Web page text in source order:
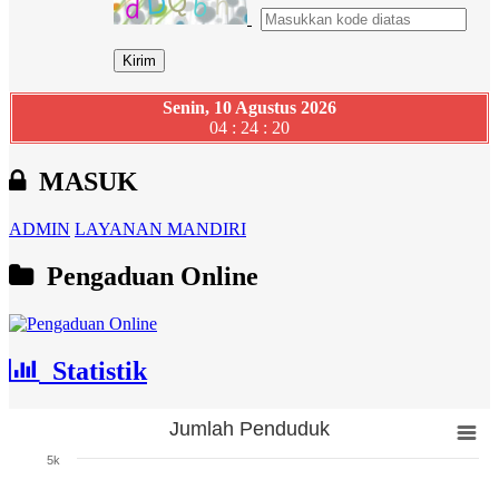
Senin, 10 Agustus 2026
04 : 24 : 21
MASUK
ADMIN LAYANAN MANDIRI
Pengaduan Online
Statistik
Jumlah Penduduk
5k